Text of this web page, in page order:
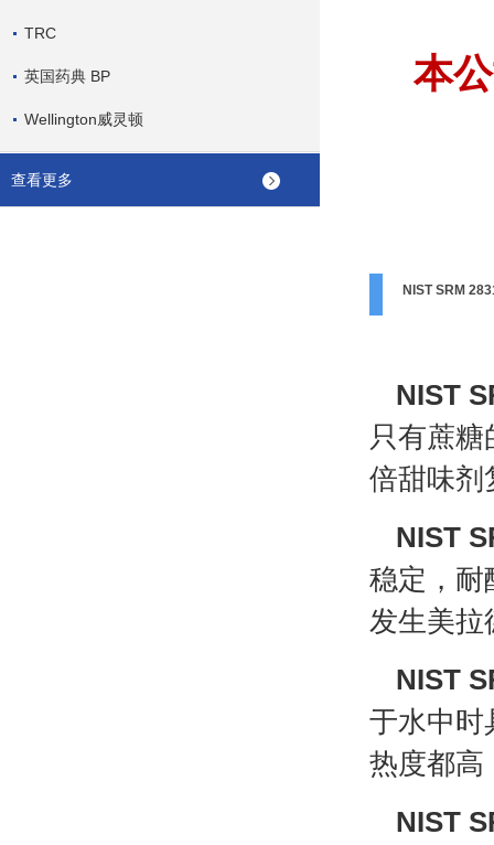
TRC
英国药典 BP
Wellington威灵顿
查看更多
本
NIST SRM
NIST
只有蔗
倍甜味剂
NIST
稳定，耐
发生美拉
NIST
于水中时
热度都高
NIST